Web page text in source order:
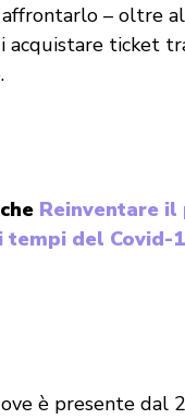
– oltre
acquistare ticket
Reinventare
tempi del Covid-
è presente dal